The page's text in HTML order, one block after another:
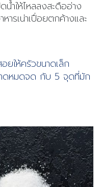
น้ำให้ไหลลงสะดืออ่าง
ารเน่าเปื่อยตกค้างและ
ยให้ครัวขนาดเล็ก
าดหมดจด กับ 5 จุดที่มัก